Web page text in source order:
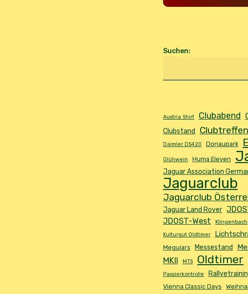
Suchen:
Austria Shirt Clubabend
Clubstand Clubtreffen
Daimler DS420 Donaupark
Glühwein Huma Eleven
Jaguar Association
Jaguarclub
Jaguarclub
Jaguar Land Rover
JDOST-West
Klingenbach
Kulturgut Oldtimer
Meguiars Messestand
MKII
MTS Oldtimer
Passierkontrolle
Vienna Classic Days